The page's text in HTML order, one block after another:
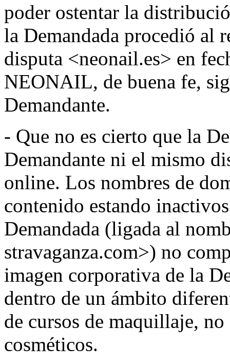
poder ostentar la
la Demandada procedió al
disputa <neonail.es> en
NEONAIL, de buena fe,
Demandante.
- Que no es cierto que la
Demandante ni el mismo
online. Los nombres de
contenido estando
Demandada (ligada al
stravaganza.com>) no
imagen corporativa de la
dentro de un ámbito
de cursos de maquillaje,
cosméticos.